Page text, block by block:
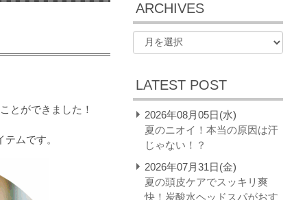
とができました！
ムです。
ARCHIVES
LATEST POST
2026年08月05日(水)
夏のニオイ！本当の原因は汗
じゃない！？
2026年07月31日(金)
夏の頭皮ケアでスッキリ爽
快！炭酸水ヘッドスパがおす